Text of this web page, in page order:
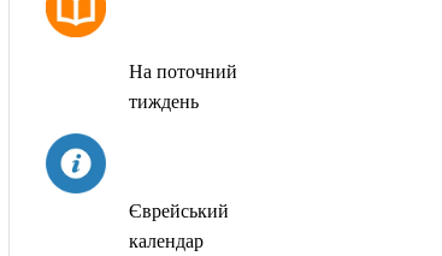
На поточний
тиждень
Єврейський
календар